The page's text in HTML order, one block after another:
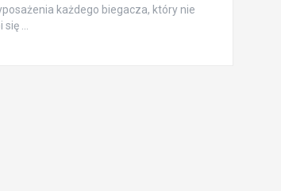
każdego biegacza, który nie
się …